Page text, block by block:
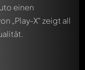
einen
„Play-X“ zeigt all